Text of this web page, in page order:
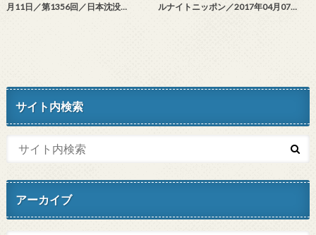
月11日／第1356回／日本沈没…
ルナイトニッポン／2017年04月07…
サイト内検索
アーカイブ